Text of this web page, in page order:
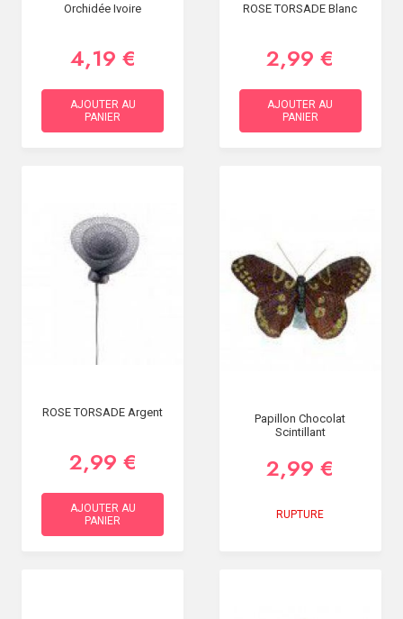
Orchidée Ivoire
4,19 €
AJOUTER AU
PANIER
ROSE TORSADE Blanc
2,99 €
AJOUTER AU
PANIER
ROSE TORSADE Argent
2,99 €
AJOUTER AU
PANIER
Papillon Chocolat
Scintillant
2,99 €
RUPTURE